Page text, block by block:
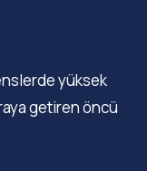
yüksek
getiren öncü